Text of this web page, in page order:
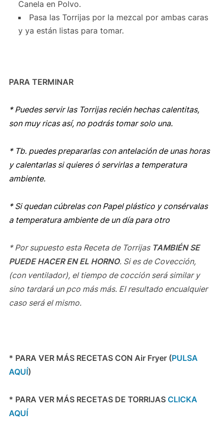
Canela en Polvo.
Pasa las Torrijas por la mezcal por ambas caras
y ya están listas para tomar.
PARA TERMINAR
* Puedes servir las Torrijas recién hechas calentitas,
son muy ricas así, no podrás tomar solo una.
* Tb. puedes prepararlas con antelación de unas horas
y calentarlas si quieres ó servirlas a temperatura
ambiente.
* Si quedan cúbrelas con Papel plástico y consérvalas
a temperatura ambiente de un día para otro
* Por supuesto esta Receta de Torrijas TAMBIÉN SE
PUEDE HACER EN EL HORNO. Si es de Covección,
(con ventilador), el tiempo de cocción será similar y
sino tardará un pco más más. El resultado encualquier
caso será el mismo.
* PARA VER MÁS RECETAS CON Air Fryer (PULSA
AQUÍ)
* PARA VER MÁS RECETAS DE TORRIJAS CLICKA
AQUÍ